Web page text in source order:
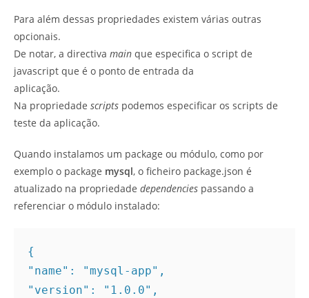
Para além dessas propriedades existem várias outras
opcionais.
De notar, a directiva main que especifica o script de
javascript que é o ponto de entrada da
aplicação.
Na propriedade scripts podemos especificar os scripts de
teste da aplicação.
Quando instalamos um package ou módulo, como por
exemplo o package mysql, o ficheiro package.json é
atualizado na propriedade dependencies passando a
referenciar o módulo instalado:
{
"name": "mysql-app",
"version": "1.0.0",